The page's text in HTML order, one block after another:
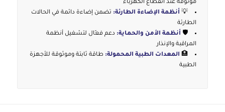
موثوقة عند انقطاع الكهرباء
💡 أنظمة الإضاءة الطارئة: تضمن إضاءة دائمة في الحالات
الطارئة
🛡️ أنظمة الأمن والحماية: دعم فعّال لتشغيل أنظمة
المراقبة والإنذار
🏥 المعدات الطبية المحمولة: طاقة ثابتة وموثوقة للأجهزة
الطبية